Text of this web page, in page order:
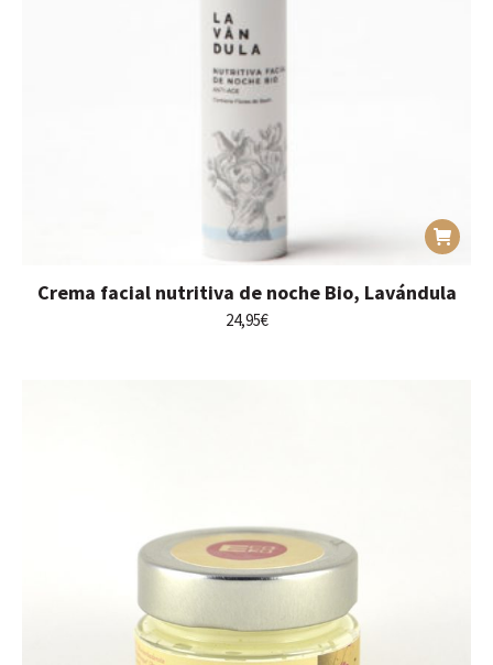
Crema facial nutritiva de noche Bio, Lavándula
24,95€